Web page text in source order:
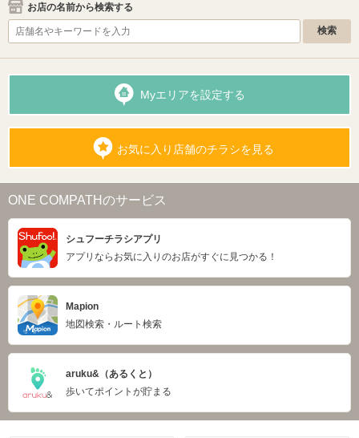
お店の名前から検索する
Myエリアを設定する
お気に入り店舗のチラシを見る
ONE COMPATHのサービス
シュフーチラシアプリ
アプリならお気に入りのお店がすぐに見つかる！
Mapion
地図検索・ルート検索
aruku&（あるくと）
歩いてポイントが貯まる